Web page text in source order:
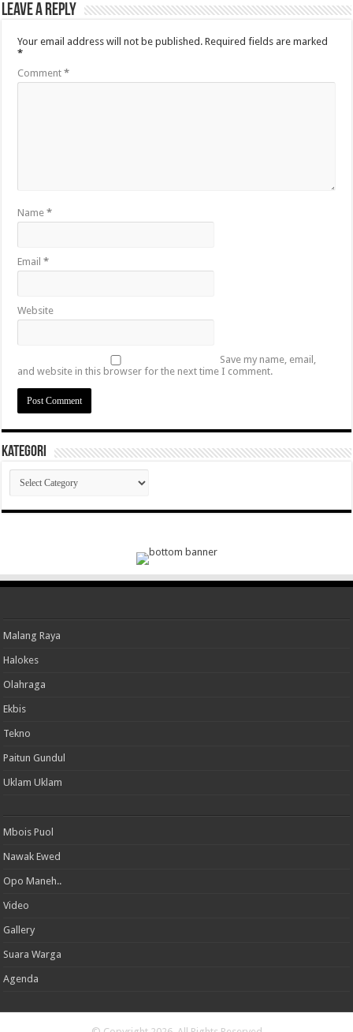
Leave a Reply
Your email address will not be published. Required fields are marked
*
Comment*
Name*
Email*
Website
Save my name, email,
and website in this browser for the next time I comment.
Kategori
Kategori
Malang Raya
Halokes
Olahraga
Ekbis
Tekno
Paitun Gundul
Uklam Uklam
Mbois Puol
Nawak Ewed
Opo Maneh..
Video
Gallery
Suara Warga
Agenda